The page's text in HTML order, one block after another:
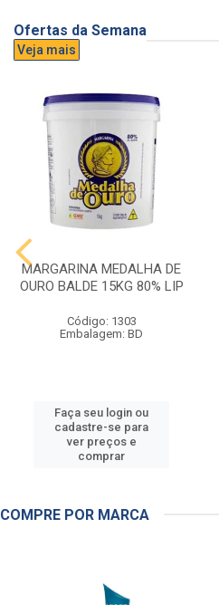
Ofertas da Semana
Veja mais
MARGARINA MEDALHA DE
OURO BALDE 15KG 80% LIP
Código: 1303
Embalagem: BD
Faça seu login ou
cadastre-se para
ver preços e
comprar
COMPRE POR MARCA